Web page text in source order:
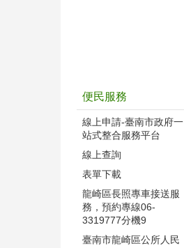
便民服務
線上申請-臺南市政府一
站式整合服務平台
線上查詢
表單下載
龍崎區長照專車接送服
務，預約專線06-
3319777分機9
臺南市龍崎區公所人民